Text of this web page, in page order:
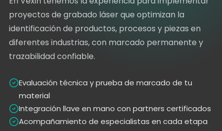
proyectos de grabado láser que optimizan la
identificación de productos, procesos y piezas en
diferentes industrias, con marcado permanente y
trazabilidad confiable.
Evaluación técnica y prueba de marcado de tu
material
Integración llave en mano con partners certificados
Acompañamiento de especialistas en cada etapa